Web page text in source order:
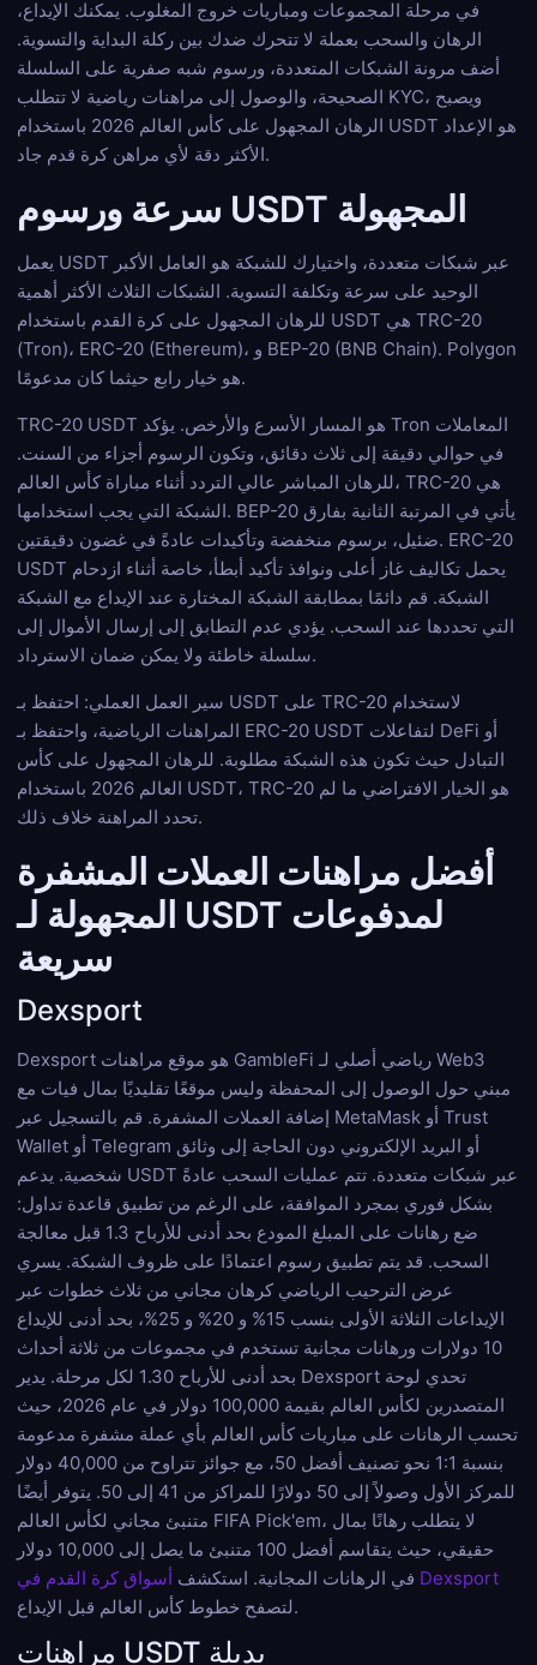
في مرحلة المجموعات ومباريات خروج المغلوب. يمكنك الإيداع،
الرهان والسحب بعملة لا تتحرك ضدك بين ركلة البداية والتسوية.
أضف مرونة الشبكات المتعددة، ورسوم شبه صفرية على السلسلة
الصحيحة، والوصول إلى مراهنات رياضية لا تتطلب KYC، ويصبح
الرهان المجهول على كأس العالم 2026 باستخدام USDT هو الإعداد
الأكثر دقة لأي مراهن كرة قدم جاد.
سرعة ورسوم USDT المجهولة
يعمل USDT عبر شبكات متعددة، واختيارك للشبكة هو العامل الأكبر
الوحيد على سرعة وتكلفة التسوية. الشبكات الثلاث الأكثر أهمية
للرهان المجهول على كرة القدم باستخدام USDT هي TRC-20
(Tron)، ERC-20 (Ethereum)، و BEP-20 (BNB Chain). Polygon
هو خيار رابع حيثما كان مدعومًا.
TRC-20 USDT هو المسار الأسرع والأرخص. يؤكد Tron المعاملات
في حوالي دقيقة إلى ثلاث دقائق، وتكون الرسوم أجزاء من السنت.
للرهان المباشر عالي التردد أثناء مباراة كأس العالم، TRC-20 هي
الشبكة التي يجب استخدامها. BEP-20 يأتي في المرتبة الثانية بفارق
ضئيل، برسوم منخفضة وتأكيدات عادةً في غضون دقيقتين. ERC-20
USDT يحمل تكاليف غاز أعلى ونوافذ تأكيد أبطأ، خاصة أثناء ازدحام
الشبكة. قم دائمًا بمطابقة الشبكة المختارة عند الإيداع مع الشبكة
التي تحددها عند السحب. يؤدي عدم التطابق إلى إرسال الأموال إلى
سلسلة خاطئة ولا يمكن ضمان الاسترداد.
سير العمل العملي: احتفظ بـ USDT على TRC-20 لاستخدام
المراهنات الرياضية، واحتفظ بـ ERC-20 USDT لتفاعلات DeFi أو
التبادل حيث تكون هذه الشبكة مطلوبة. للرهان المجهول على كأس
العالم 2026 باستخدام USDT، TRC-20 هو الخيار الافتراضي ما لم
تحدد المراهنة خلاف ذلك.
أفضل مراهنات العملات المشفرة
المجهولة لـ USDT لمدفوعات
سريعة
Dexsport
Dexsport هو موقع مراهنات GambleFi رياضي أصلي لـ Web3
مبني حول الوصول إلى المحفظة وليس موقعًا تقليديًا بمال فيات مع
إضافة العملات المشفرة. قم بالتسجيل عبر MetaMask أو Trust
Wallet أو Telegram أو البريد الإلكتروني دون الحاجة إلى وثائق
شخصية. يدعم USDT عبر شبكات متعددة. تتم عمليات السحب عادةً
بشكل فوري بمجرد الموافقة، على الرغم من تطبيق قاعدة تداول:
ضع رهانات على المبلغ المودع بحد أدنى للأرباح 1.3 قبل معالجة
السحب. قد يتم تطبيق رسوم اعتمادًا على ظروف الشبكة. يسري
عرض الترحيب الرياضي كرهان مجاني من ثلاث خطوات عبر
الإيداعات الثلاثة الأولى بنسب 15% و 20% و 25%، بحد أدنى للإيداع
10 دولارات ورهانات مجانية تستخدم في مجموعات من ثلاثة أحداث
بحد أدنى للأرباح 1.30 لكل مرحلة. يدير Dexsport تحدي لوحة
المتصدرين لكأس العالم بقيمة 100,000 دولار في عام 2026، حيث
تحسب الرهانات على مباريات كأس العالم بأي عملة مشفرة مدعومة
بنسبة 1:1 نحو تصنيف أفضل 50، مع جوائز تتراوح من 40,000 دولار
للمركز الأول وصولاً إلى 50 دولارًا للمراكز من 41 إلى 50. يتوفر أيضًا
متنبئ مجاني لكأس العالم FIFA Pick'em، لا يتطلب رهانًا بمال
حقيقي، حيث يتقاسم أفضل 100 متنبئ ما يصل إلى 10,000 دولار
في الرهانات المجانية. استكشف أسواق كرة القدم في Dexsport
لتصفح خطوط كأس العالم قبل الإيداع.
مراهنات USDT بديلة